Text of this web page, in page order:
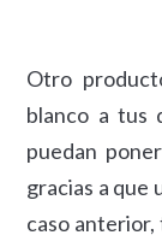
Otro
blanco a tus
puedan
gracias a que
caso